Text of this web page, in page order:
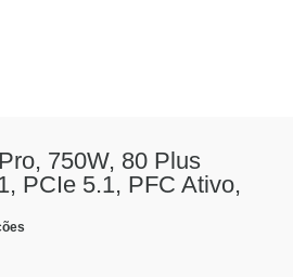
750W, 80 Plus
PCIe 5.1, PFC Ativo,